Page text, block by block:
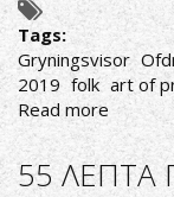
Tags:
Gryningsvisor
2019 folk art of
Read more about
ΓΛΥΚΙΑ
55 ΛΕΠΤΑ